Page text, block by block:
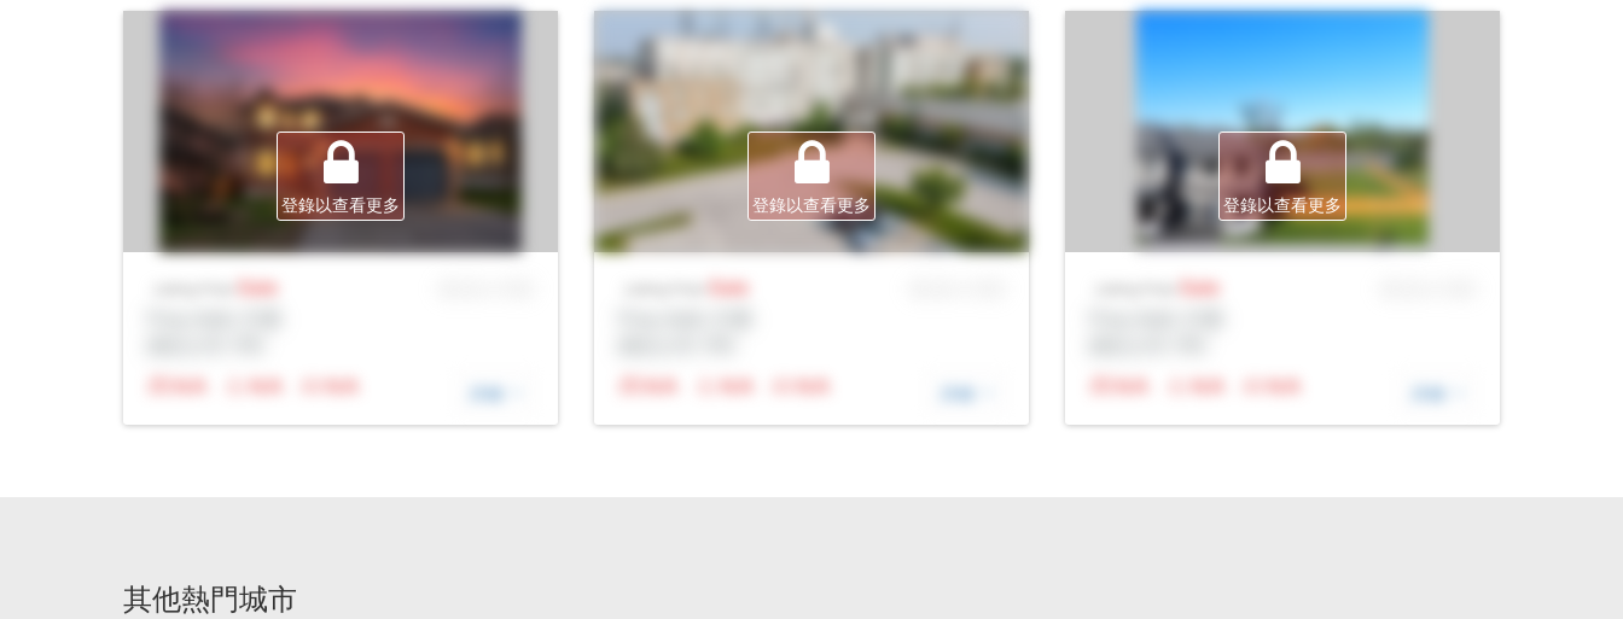
登錄以查看更多
Sale
N/A
N/A N/A 詳細
登錄以查看更多
Sale
N/A
N/A N/A 詳細
登錄以查看更多
Sale
N/A
N/A N/A 詳細
其他熱門城市